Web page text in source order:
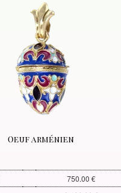
Oeuf arménien
750.00 €